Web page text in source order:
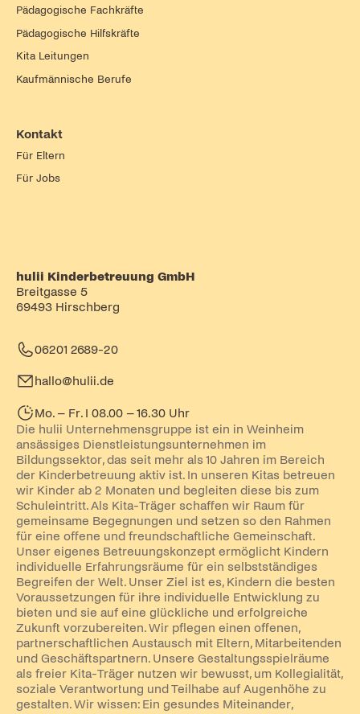
Pädagogische Fachkräfte
Pädagogische Hilfskräfte
Kita Leitungen
Kaufmännische Berufe
Kontakt
Für Eltern
Für Jobs
hulii Kinderbetreuung GmbH
Breitgasse 5
69493 Hirschberg
06201 2689-20
hallo@hulii.de
Mo. – Fr. I 08.00 – 16.30 Uhr
Die hulii Unternehmensgruppe ist ein in Weinheim
ansässiges Dienstleistungsunternehmen im
Bildungssektor, das seit mehr als 10 Jahren im Bereich
der Kinderbetreuung aktiv ist. In unseren Kitas betreuen
wir Kinder ab 2 Monaten und begleiten diese bis zum
Schuleintritt. Als Kita-Träger schaffen wir Raum für
gemeinsame Begegnungen und setzen so den Rahmen
für eine offene und freundschaftliche Gemeinschaft.
Unser eigenes Betreuungskonzept ermöglicht Kindern
individuelle Erfahrungsräume für ein selbstständiges
Begreifen der Welt. Unser Ziel ist es, Kindern die besten
Voraussetzungen für ihre individuelle Entwicklung zu
bieten und sie auf eine glückliche und erfolgreiche
Zukunft vorzubereiten. Wir pflegen einen offenen,
partnerschaftlichen Austausch mit Eltern, Mitarbeitenden
und Geschäftspartnern. Unsere Gestaltungsspielräume
als freier Kita-Träger nutzen wir bewusst, um Kollegialität,
soziale Verantwortung und Teilhabe auf Augenhöhe zu
gestalten. Wir wissen: Ein gesundes Miteinander,